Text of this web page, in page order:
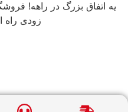
یه اتفاق بزرگ در راهه!
زودی راه